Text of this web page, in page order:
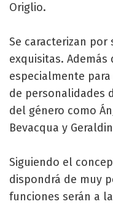
Origlio.
Se caracterizan
exquisitas.
especialmente
de personalidades
del género como
Bevacqua y
Siguiendo el
dispondrá de muy
funciones serán a